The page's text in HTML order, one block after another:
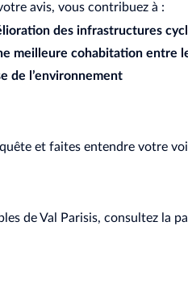
avis, vous contribuez à :
des infrastructures
meilleure cohabitation entre
de l’environnement
et faites entendre votre
de Val Parisis, consultez la